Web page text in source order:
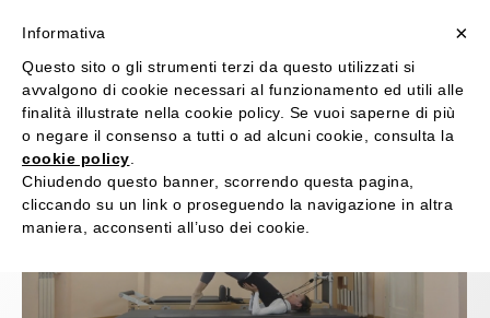
Daily Archives:2 Maggio 2020
×
Informativa
Questo sito o gli strumenti terzi da questo utilizzati si
avvalgono di cookie necessari al funzionamento ed utili alle
finalità illustrate nella cookie policy. Se vuoi saperne di più
o negare il consenso a tutti o ad alcuni cookie, consulta la
cookie policy
Chiudendo questo banner, scorrendo questa pagina,
cliccando su un link o proseguendo la navigazione in altra
maniera, acconsenti all’uso dei cookie.